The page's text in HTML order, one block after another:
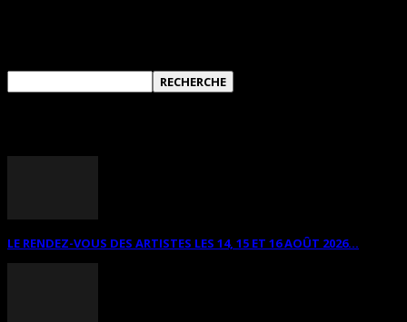
LE RENDEZ-VOUS DES ARTISTES LES 14, 15 ET 16 AOÛT 2026...